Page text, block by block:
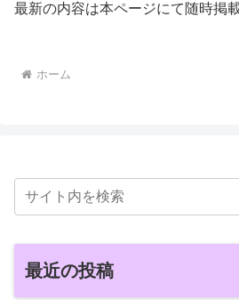
最新の内容は本ページにて随時掲
ホーム
最近の投稿